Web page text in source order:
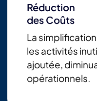
Réduction
des Coûts
La
les activités
ajoutée,
opérationnels.